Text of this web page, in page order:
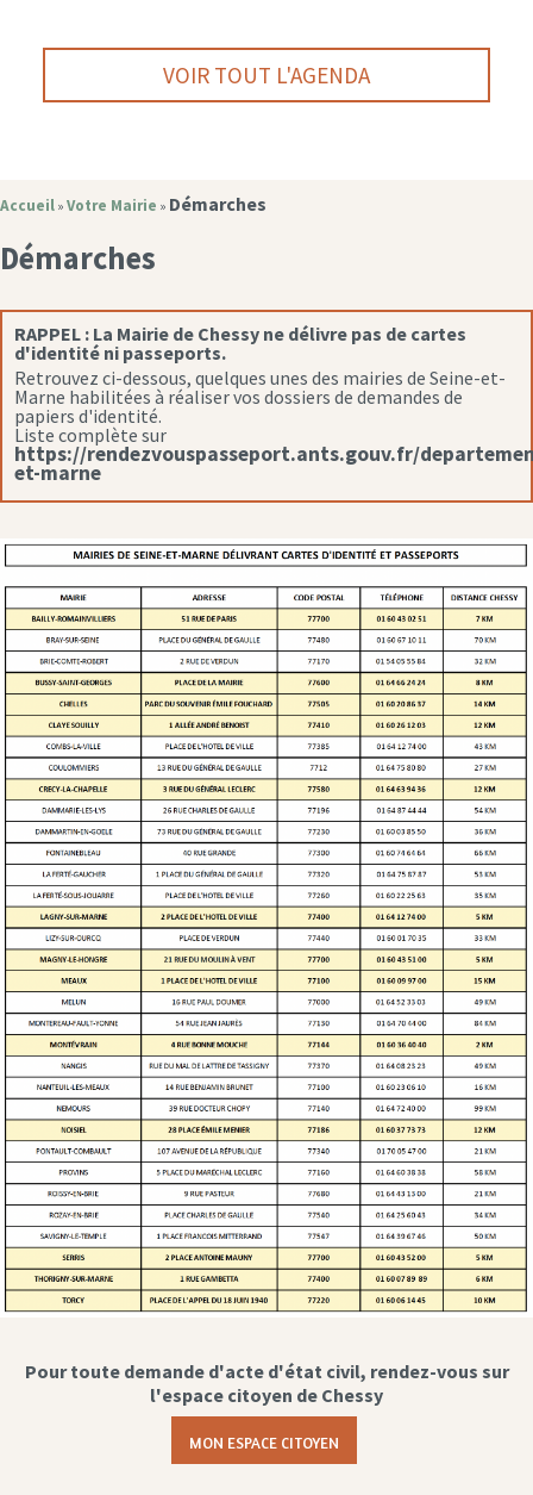
VOIR TOUT L'AGENDA
Accueil » Votre Mairie » Démarches
Démarches
RAPPEL : La Mairie de Chessy ne délivre pas de cartes
d'identité ni passeports.
Retrouvez ci-dessous, quelques unes des mairies de Seine-et-
Marne habilitées à réaliser vos dossiers de demandes de
papiers d'identité.
Liste complète sur
https://rendezvouspasseport.ants.gouv.fr/
et-marne
Pour toute demande d'acte d'état civil, rendez-vous sur
l'espace citoyen de Chessy
MON ESPACE CITOYEN